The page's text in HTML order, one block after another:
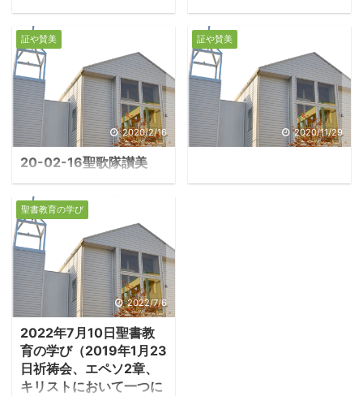
１．落穂ひろいで生計
を立てるルツ ・夫を亡
くしたナオミはやはり寡
婦となった息子の嫁ルツ
と共に、故郷のベツレヘ
ムに帰る。二人はこれか
らどう生計を立てればよ
いかわからない。ルツは
支えようとする。 ―ルツ
証や賛美
2020/2/16
20-02-16聖歌隊讃美
証や賛美
2020/11/29
聖書教育の学び
2022/7/6
2022年7月10日聖書教
育の学び（2019年1月23
日祈祷会、エペソ2章、
キリストにおいて一つに